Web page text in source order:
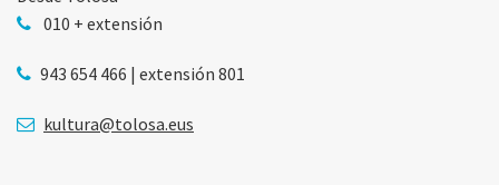
010 + extensión
943 654 466 | extensión 801
kultura@tolosa.eus